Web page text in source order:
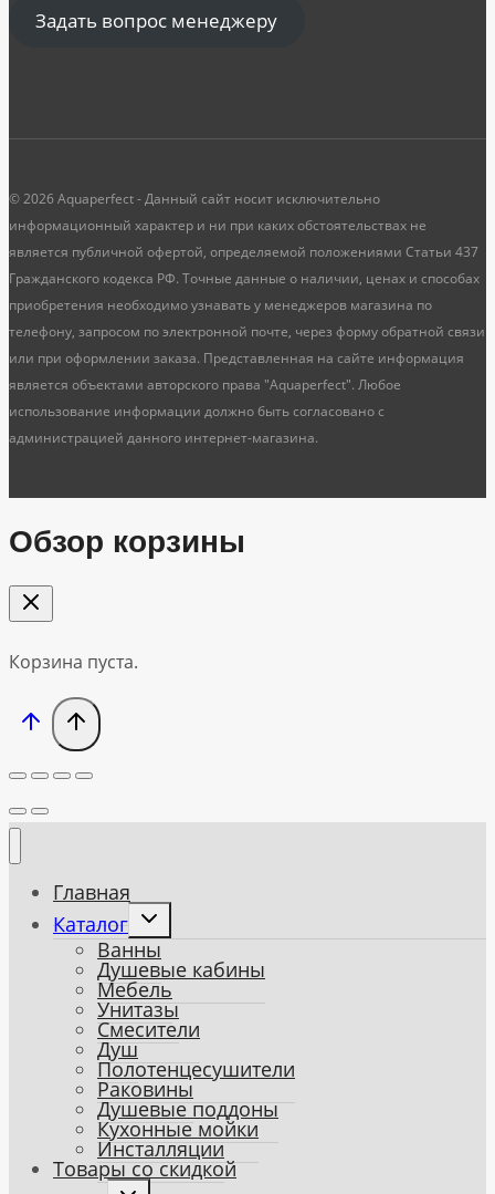
Задать вопрос менеджеру
© 2026 Aquaperfect - Данный сайт носит исключительно
информационный характер и ни при каких обстоятельствах не
является публичной офертой, определяемой положениями Статьи 437
Гражданского кодекса РФ. Точные данные о наличии, ценах и способах
приобретения необходимо узнавать у менеджеров магазина по
телефону, запросом по электронной почте, через форму обратной связи
или при оформлении заказа. Представленная на сайте информация
является объектами авторского права "Aquaperfect". Любое
использование информации должно быть согласовано с
администрацией данного интернет-магазина.
Обзор корзины
Корзина пуста.
Главная
Каталог
Toggle
menu
Ванны
Душевые кабины
Мебель
Унитазы
Смесители
Душ
Полотенцесушители
Раковины
Душевые поддоны
Кухонные мойки
Инсталляции
Товары со скидкой
Toggle